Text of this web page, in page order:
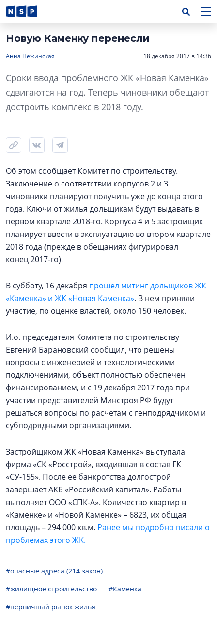
Новую Каменку перенесли
Анна Нежинская 18 декабря 2017 в 14:36
Сроки ввода проблемного ЖК «Новая Каменка»
сдвигаются на год. Теперь чиновники обещают
достроить комплекс в 2018 году.
Об этом сообщает Комитет по строительству.
Заключение о соответствии корпусов 2 и 3
чиновники планируют получить уже до конца этого
года. Ключи от жилья дольщикам будут выдавать в
первом квартале 2018-го. Корпуса 4 и 5 застройщик
планирует ввести в эксплуатацию во втором квартале
2018 года (прежде в обещаниях фигурировал
конец 2017-го).
В субботу, 16 декабря прошел митинг дольщиков ЖК
«Каменка» и ЖК «Новая Каменка». В нем приняли
участие, по оценке властей, около 150 человек.
И.о. председателя Комитета по строительству
Евгений Барановский сообщил, что решены
вопросы с инженерией и технологическими
подключениями, объект полностью обеспечен
финансированием, и с 19 декабря 2017 года при
участии представителей Минстроя РФ будут
решаться вопросы по расчетам с генподрядчиком и
субподрядными организациями.
Застройщиком ЖК «Новая Каменка» выступала
фирма «СК «Росстрой», входившая в состав ГК
«СУ-155». После ее банкротства долгострой
завершает АКБ «Российский капитал». Работы
выполняет ООО «СПК-А». Количество квартир в
«Каменке» и «Новой Каменке» – 6823, их общая
площадь – 294 000 кв.м. Ранее мы подробно писали о
проблемах этого ЖК.
#опасные адреса (214 закон)
#жилищное строительство
#Каменка
#первичный рынок жилья